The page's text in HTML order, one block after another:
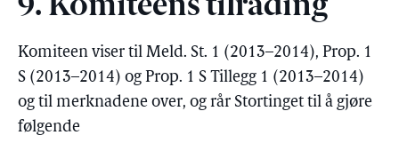
9. Komiteens tilråding
Komiteen viser til Meld. St. 1 (2013–2014), Prop. 1
S (2013–2014) og Prop. 1 S Tillegg 1 (2013–2014)
og til merknadene over, og rår Stortinget til å gjøre
følgende